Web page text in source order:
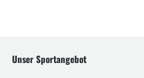
Unser Sportangebot